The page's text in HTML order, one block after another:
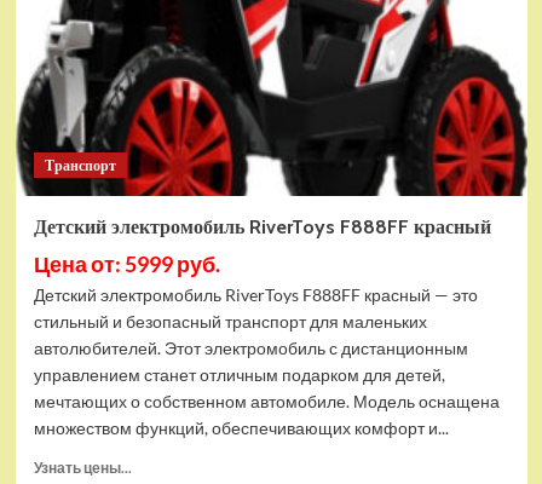
Транспорт
Детский электромобиль RiverToys F888FF красный
Цена от: 5999 руб.
Детский электромобиль RiverToys F888FF красный — это
стильный и безопасный транспорт для маленьких
автолюбителей. Этот электромобиль с дистанционным
управлением станет отличным подарком для детей,
мечтающих о собственном автомобиле. Модель оснащена
множеством функций, обеспечивающих комфорт и...
Узнать цены...